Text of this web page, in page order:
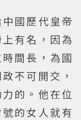
國歷代皇帝
有名，因為
間長，為國
不可開交，
的。他在位
的女人就有